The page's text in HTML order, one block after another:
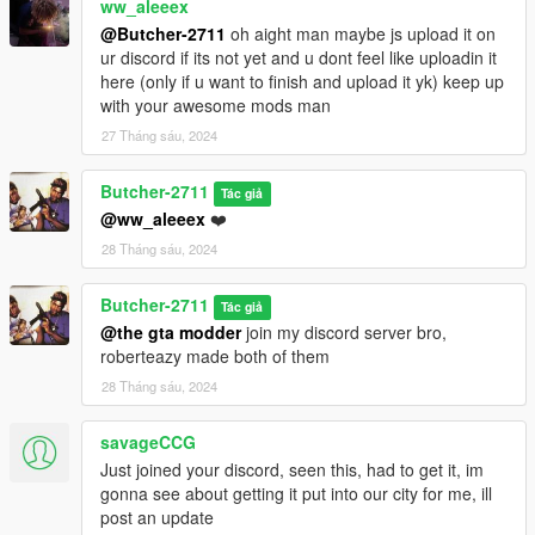
ww_aleeex
@Butcher-2711 oh aight man maybe js upload it on
ur discord if its not yet and u dont feel like uploadin it
here (only if u want to finish and upload it yk) keep up
with your awesome mods man
27 Tháng sáu, 2024
Butcher-2711 Tác giả
@ww_aleeex ❤️
28 Tháng sáu, 2024
Butcher-2711 Tác giả
@the gta modderjoin my discord server bro,
roberteazy made both of them
28 Tháng sáu, 2024
savageCCG
Just joined your discord, seen this, had to get it, im
gonna see about getting it put into our city for me, ill
post an update